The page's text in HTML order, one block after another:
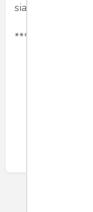
siap
***